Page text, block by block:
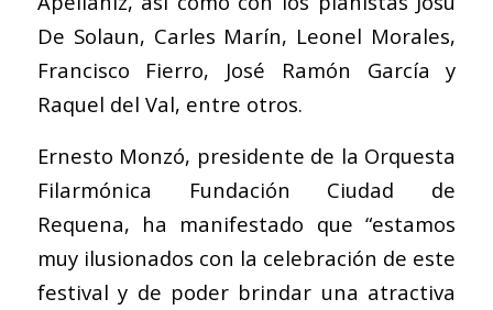
De Solaun, Carles Marín, Leonel Morales,
Francisco Fierro, José Ramón García y
Raquel del Val, entre otros.
Ernesto Monzó, presidente de la Orquesta
Filarmónica Fundación Ciudad de
Requena, ha manifestado que “estamos
muy ilusionados con la celebración de este
festival y de poder brindar una atractiva